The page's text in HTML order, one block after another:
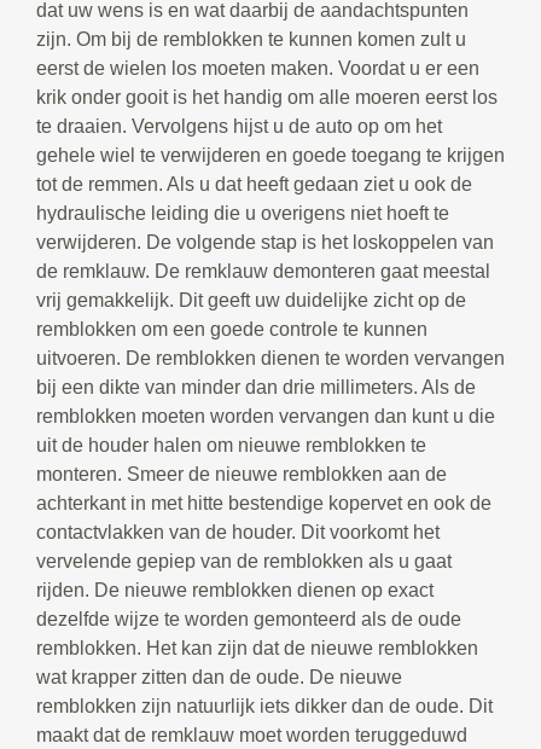
dat uw wens is en wat daarbij de aandachtspunten
zijn. Om bij de remblokken te kunnen komen zult u
eerst de wielen los moeten maken. Voordat u er een
krik onder gooit is het handig om alle moeren eerst los
te draaien. Vervolgens hijst u de auto op om het
gehele wiel te verwijderen en goede toegang te krijgen
tot de remmen. Als u dat heeft gedaan ziet u ook de
hydraulische leiding die u overigens niet hoeft te
verwijderen. De volgende stap is het loskoppelen van
de remklauw. De remklauw demonteren gaat meestal
vrij gemakkelijk. Dit geeft uw duidelijke zicht op de
remblokken om een goede controle te kunnen
uitvoeren. De remblokken dienen te worden vervangen
bij een dikte van minder dan drie millimeters. Als de
remblokken moeten worden vervangen dan kunt u die
uit de houder halen om nieuwe remblokken te
monteren. Smeer de nieuwe remblokken aan de
achterkant in met hitte bestendige kopervet en ook de
contactvlakken van de houder. Dit voorkomt het
vervelende gepiep van de remblokken als u gaat
rijden. De nieuwe remblokken dienen op exact
dezelfde wijze te worden gemonteerd als de oude
remblokken. Het kan zijn dat de nieuwe remblokken
wat krapper zitten dan de oude. De nieuwe
remblokken zijn natuurlijk iets dikker dan de oude. Dit
maakt dat de remklauw moet worden teruggeduwd